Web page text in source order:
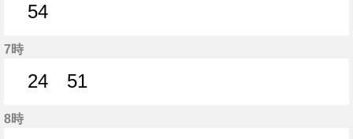
54
7時
24
51
8時